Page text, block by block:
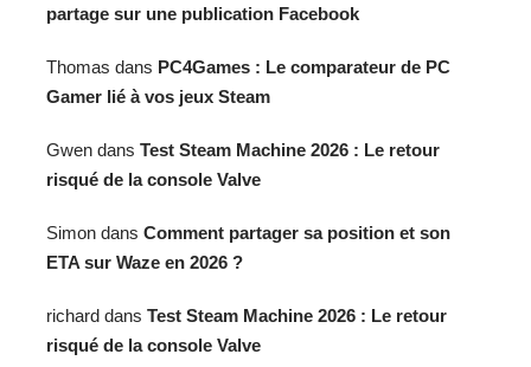
partage sur une publication Facebook
Thomas dans PC4Games : Le comparateur de PC
Gamer lié à vos jeux Steam
Gwen dans Test Steam Machine 2026 : Le retour
risqué de la console Valve
Simon dans Comment partager sa position et son
ETA sur Waze en 2026 ?
richard dans Test Steam Machine 2026 : Le retour
risqué de la console Valve